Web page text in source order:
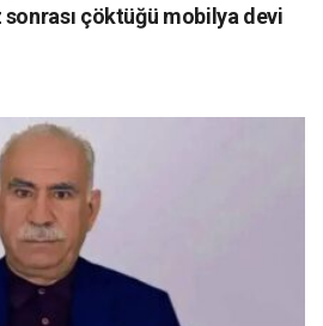
çöktüğü mobilya devi